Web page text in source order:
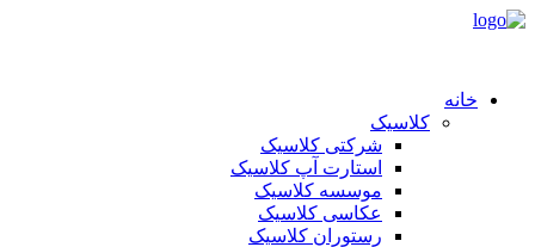
خانه
کلاسیک
شرکتی کلاسیک
استارت آپ کلاسیک
موسسه کلاسیک
عکاسی کلاسیک
رستوران کلاسیک